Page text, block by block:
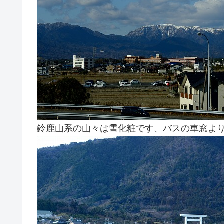
鈴鹿山系の山々は雪化粧です、バスの車窓よ